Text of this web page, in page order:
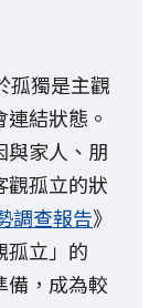
孤獨是主觀
結狀態。
與家人、朋
觀孤立的狀
調查報告》
孤立」的
備，成為較